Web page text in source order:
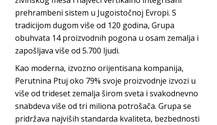
prehrambeni sistem u Jugoistočnoj Evropi. S
tradicijom dugom više od 120 godina, Grupa
obuhvata 14 proizvodnih pogona u osam zemalja i
zapošljava više od 5.700 ljudi.
Kao moderna, izvozno orijentisana kompanija,
Perutnina Ptuj oko 79% svoje proizvodnje izvozi u
više od trideset zemalja širom sveta i svakodnevno
snabdeva više od tri miliona potrošača. Grupa se
pridržava najviših standarda kvaliteta, bezbednosti